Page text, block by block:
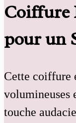
Coiffure
pour un
Cette coiffure
volumineuses
touche